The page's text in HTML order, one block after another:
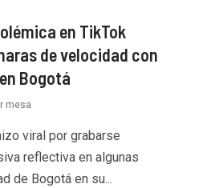
en TikTok
de velocidad con
Bogotá
mesa
viral por grabarse
reflectiva en algunas
de Bogotá en su...